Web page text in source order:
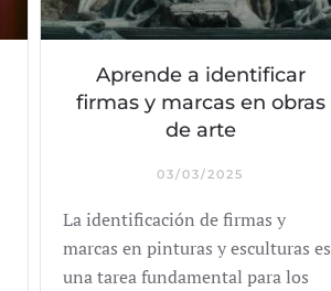
Aprende a identificar
firmas y marcas en obras
de arte
03/03/2025
La identificación de firmas y
marcas en pinturas y esculturas es
una tarea fundamental para los